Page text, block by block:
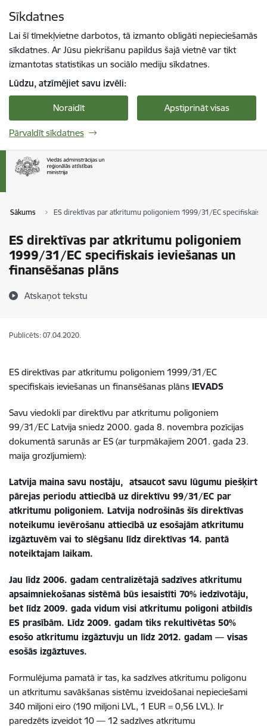
Sīkdatnes
Lai šī tīmekļvietne darbotos, tā izmanto obligāti nepieciešamās
sīkdatnes. Ar Jūsu piekrišanu papildus šajā vietnē var tikt
izmantotas statistikas un sociālo mediju sīkdatnes.
Lūdzu, atzīmējiet savu izvēli:
Noraidīt Apstiprināt visas
Pārvaldīt sīkdatnes
Sākums ES direktīvas par atkritumu poligoniem 1999/31/EC specifiskais
ES direktīvas par atkritumu poligoniem
1999/31/EC specifiskais ieviešanas un
finansēšanas plāns
Atskaņot tekstu
Publicēts: 07.04.2020.
ES direktīvas par atkritumu poligoniem 1999/31/EC
specifiskais ieviešanas un finansēšanas plāns IEVADS
Savu viedokli par direktīvu par atkritumu poligoniem
99/31/EC Latvija sniedz 2000. gada 8. novembra pozīcijas
dokumentā sarunās ar ES (ar turpmākajiem 2001. gada 23.
maija grozījumiem):
Latvija maina savu nostāju, atsaucot savu lūgumu piešķirt
pārejas periodu attiecībā uz direktīvu 99/31/EC par
atkritumu poligoniem. Latvija nodrošinās šīs direktīvas
noteikumu ievērošanu attiecībā uz esošajām atkritumu
izgāztuvēm vai to slēgšanu līdz direktīvas 14. pantā
noteiktajam laikam.
Jau līdz 2006. gadam centralizētajā sadzīves atkritumu
apsaimniekošanas sistēmā būs iesaistīti 70% iedzīvotāju,
bet līdz 2009. gada vidum visi atkritumu poligoni atbildīs
ES prasībām. Līdz 2009. gadam tiks rekultivētas 50%
esošo atkritumu izgāztuvju un līdz 2012. gadam — visas
esošās izgāztuves.
Formulējuma pamatā ir tas, ka sadzīves atkritumu poligonu
un atkritumu savākšanas sistēmu izveidošanai nepieciešami
340 miljoni eiro (190 miljoni LVL, 1 EUR = 0,56 LVL). Ir
paredzēts izveidot 10 — 12 sadzīves atkritumu